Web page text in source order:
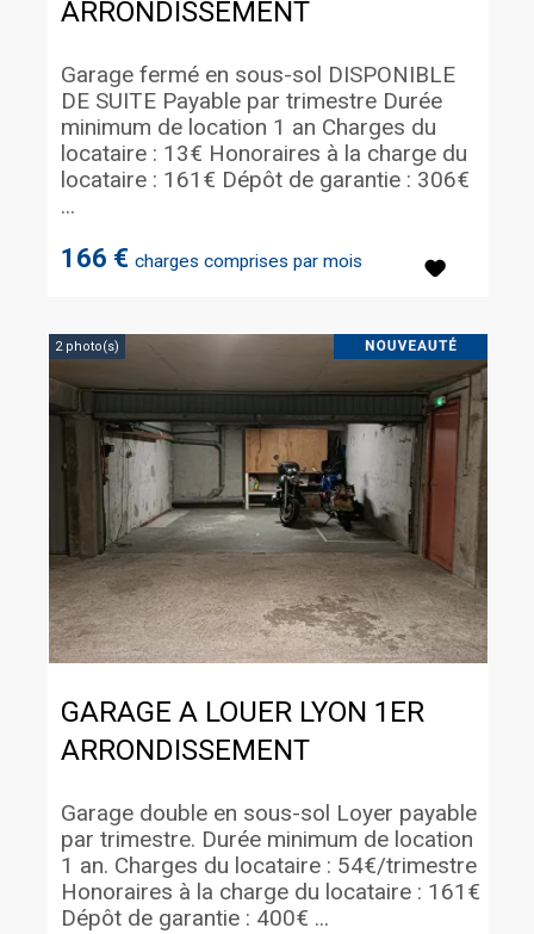
ARRONDISSEMENT
166 € charges comprises par mois
Garage fermé en sous-sol DISPONIBLE
DE SUITE Payable par trimestre Durée
minimum de location 1 an Charges du
locataire : 13€ Honoraires à la charge du
locataire : 161€ Dépôt de garantie : 306€
...
2 photo(s)
GARAGE A LOUER LYON 1ER
ARRONDISSEMENT
Garage double en sous-sol Loyer payable
par trimestre. Durée minimum de location
1 an. Charges du locataire : 54€/trimestre
Honoraires à la charge du locataire : 161€
Dépôt de garantie : 400€ ...